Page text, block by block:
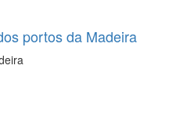
portos da Madeira